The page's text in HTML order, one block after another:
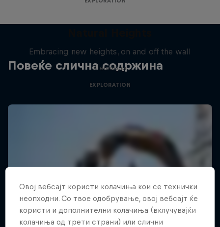
Повеќе слична содржина
Embracing new heights, on and off the wall
4 епизоди
EXPLORATION
Овој вебсајт користи колачиња кои се технички
неопходни. Со твое одобрување, овој вебсајт ќе
користи и дополнителни колачиња (вклучувајќи
колачиња од трети страни) или слични